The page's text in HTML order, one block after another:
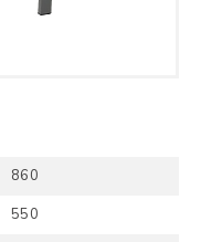
860
550